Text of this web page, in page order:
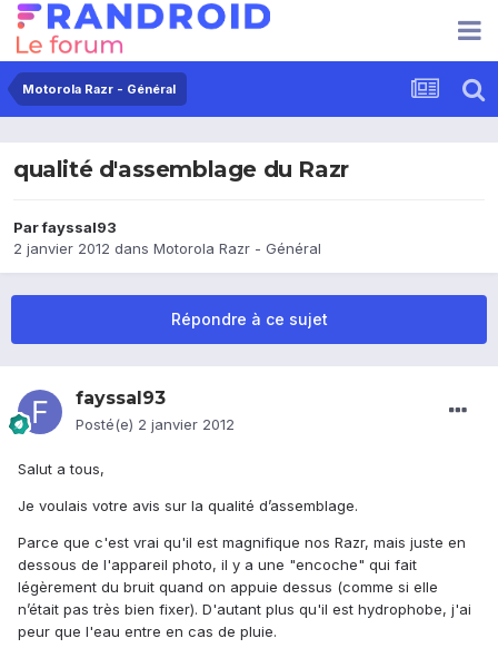
Motorola Razr - Général
qualité d'assemblage du Razr
Parfayssal93
2 janvier 2012 dans Motorola Razr - Général
Répondre à ce sujet
fayssal93
Posté(e) 2 janvier 2012
Salut a tous,
Je voulais votre avis sur la qualité d’assemblage.
Parce que c'est vrai qu'il est magnifique nos Razr, mais juste en
dessous de l'appareil photo, il y a une "encoche" qui fait
légèrement du bruit quand on appuie dessus (comme si elle
n’était pas très bien fixer). D'autant plus qu'il est hydrophobe, j'ai
peur que l'eau entre en cas de pluie.